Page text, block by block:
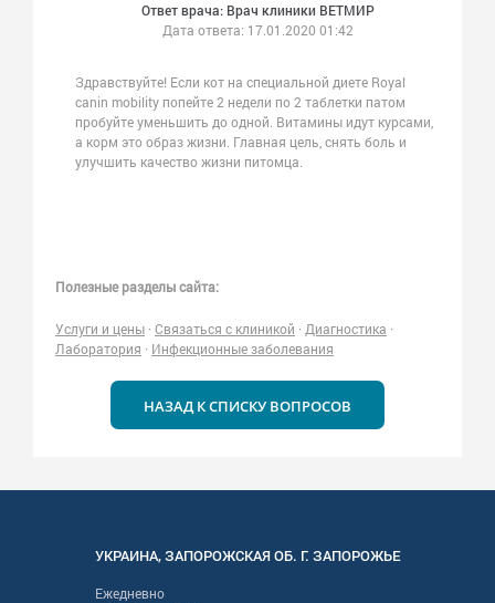
Ответ врача: Врач клиники ВЕТМИР
Дата ответа: 17.01.2020 01:42
Здравствуйте! Если кот на специальной диете Royal
canin mobility попейте 2 недели по 2 таблетки патом
пробуйте уменьшить до одной. Витамины идут курсами,
а корм это образ жизни. Главная цель, снять боль и
улучшить качество жизни питомца.
Полезные разделы сайта:
Услуги и цены · Связаться с клиникой · Диагностика ·
Лаборатория · Инфекционные заболевания
НАЗАД К СПИСКУ ВОПРОСОВ
УКРАИНА,ЗАПОРОЖСКАЯОБ. Г. ЗАПОРОЖЬЕ
Ежедневно